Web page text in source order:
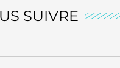
SUIVRE